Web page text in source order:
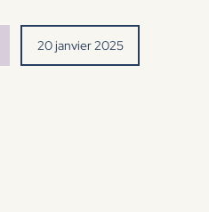
20 janvier 2025